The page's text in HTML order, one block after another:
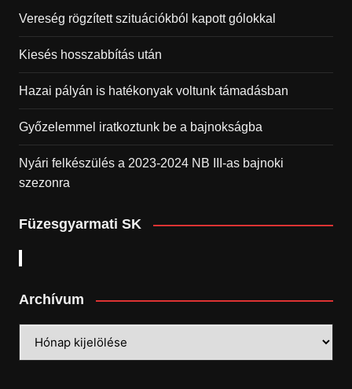
Vereség rögzített szituációkból kapott gólokkal
Kiesés hosszabbítás után
Hazai pályán is hatékonyak voltunk támadásban
Győzelemmel iratkoztunk be a bajnokságba
Nyári felkészülés a 2023-2024 NB III-as bajnoki
szezonra
Füzesgyarmati SK
Archívum